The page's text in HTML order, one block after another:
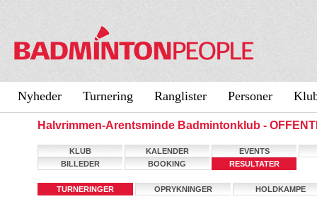
Nyheder Turnering Ranglister Personer
Halvrimmen-Arentsminde Badmintonklub -
KLUB KALENDER
EVENTS
BILLEDER
BOOKING RESULTATER
TURNERINGER OPRYKNINGER HOLDKAMPE